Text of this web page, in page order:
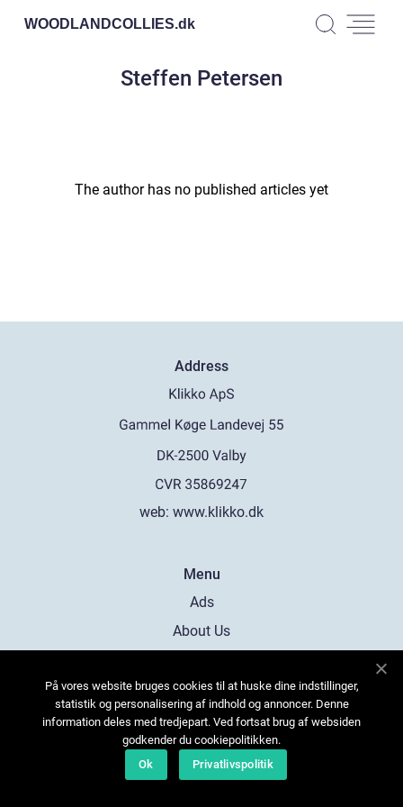
WOODLANDCOLLIES.dk
Steffen Petersen
The author has no published articles yet
Address
web: www.klikko.dk
Menu
Ads
About Us
Contact
Sitemap
På vores website bruges cookies til at huske dine indstillinger,
statistik og personalisering af indhold og annoncer. Denne
information deles med tredjepart. Ved fortsat brug af websiden
godkender du cookiepolitikken.
Ok
Privatlivspolitik